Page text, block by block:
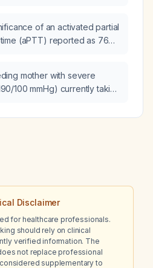
of an activated partial
(aPTT) reported as 76%
mother with severe
100 mmHg) currently taking
which antihypertensive
Disclaimer
for healthcare professionals.
should rely on clinical
verified information. The
not replace professional
supplementary to